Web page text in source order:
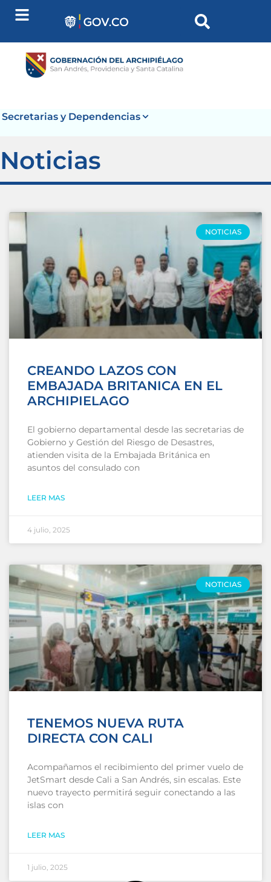
Secretarias y Dependencias
Noticias
NOTICIAS
CREANDO LAZOS CON
EMBAJADA BRITANICA EN EL
ARCHIPIELAGO
El gobierno departamental desde las secretarias de
Gobierno y Gestión del Riesgo de Desastres,
atienden visita de la Embajada Británica en
asuntos del consulado con
LEER MAS
4 julio, 2025
NOTICIAS
TENEMOS NUEVA RUTA
DIRECTA CON CALI
Acompañamos el recibimiento del primer vuelo de
JetSmart desde Cali a San Andrés, sin escalas. Este
nuevo trayecto permitirá seguir conectando a las
islas con
LEER MAS
1 julio, 2025